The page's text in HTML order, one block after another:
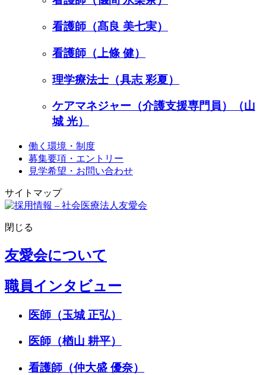
看護師（髙良 美七実）
看護師（上條 健）
理学療法士（具志 彩夏）
ケアマネジャー（介護支援専門員）（山
城 光）
働く環境・制度
募集要項・エントリー
見学希望・お問い合わせ
サイトマップ
閉じる
友愛会について
職員インタビュー
医師（玉城 正弘）
医師（楢山 耕平）
看護師（仲大盛 優奈）